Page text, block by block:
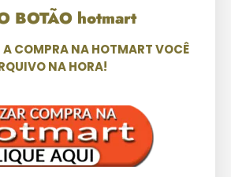
BOTÃO hotmart
COMPRA NA HOTMART VOCÊ
NA HORA!